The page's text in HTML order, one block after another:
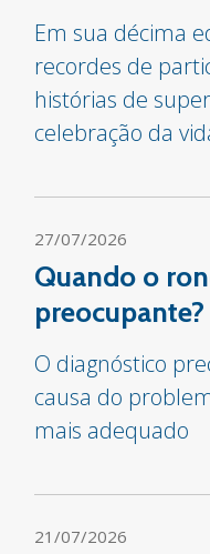
Em sua décima
recordes de
histórias de
celebração da
27/07/2026
Quando o
preocupante?
O diagnóstico
causa do
mais adequado
21/07/2026